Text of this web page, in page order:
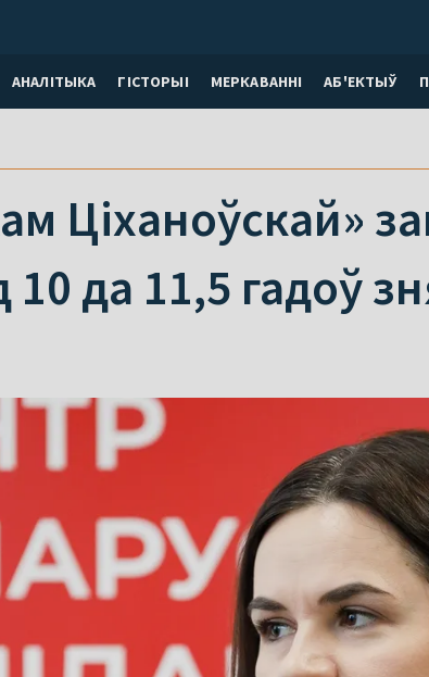
АНАЛІТЫКА ГІСТОРЫІ МЕРКАВАННI АБ'ЕКТЫЎ
Ціханоўскай»
да 11,5 гадоў